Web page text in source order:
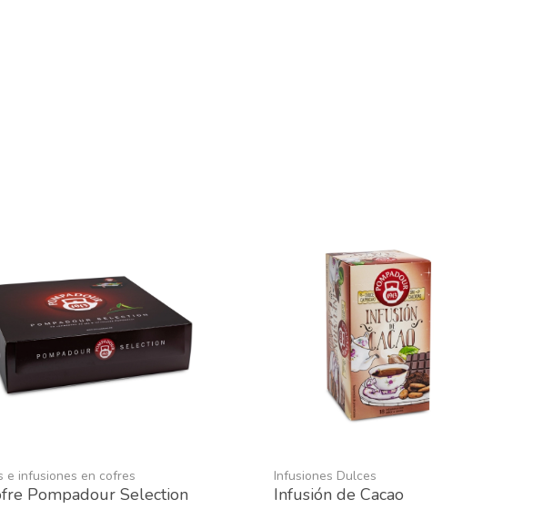
e infusiones en cofres
Pompadour Selection
Infusiones Dulces
Infusión de Cacao